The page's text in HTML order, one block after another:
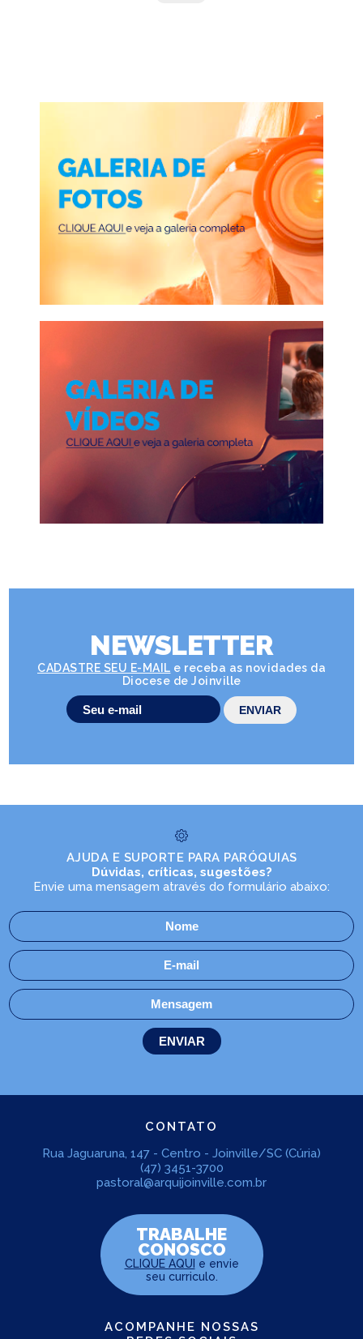
NEWSLETTER
CADASTRE SEU E-MAIL e receba as novidades da
Diocese de Joinville
AJUDA E SUPORTE PARA PARÓQUIAS
Dúvidas, críticas, sugestões?
Envie uma mensagem através do formulário abaixo:
CONTATO
Rua Jaguaruna, 147 - Centro - Joinville/SC (Cúria)
(47) 3451-3700
pastoral@arquijoinville.com.br
TRABALHE
CONOSCO
CLIQUE AQUI e envie
seu curriculo.
ACOMPANHE NOSSAS